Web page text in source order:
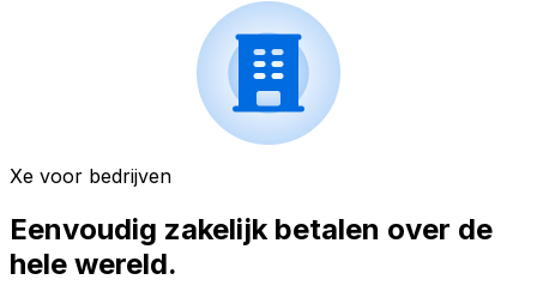
Xe voor bedrijven
Eenvoudig zakelijk betalen over de
hele wereld.